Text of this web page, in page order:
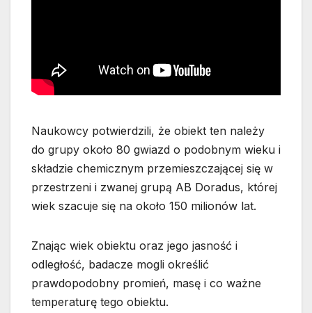
Naukowcy potwierdzili, że obiekt ten należy
do grupy około 80 gwiazd o podobnym wieku i
składzie chemicznym przemieszczającej się w
przestrzeni i zwanej grupą AB Doradus, której
wiek szacuje się na około 150 milionów lat.
Znając wiek obiektu oraz jego jasność i
odległość, badacze mogli określić
prawdopodobny promień, masę i co ważne
temperaturę tego obiektu.